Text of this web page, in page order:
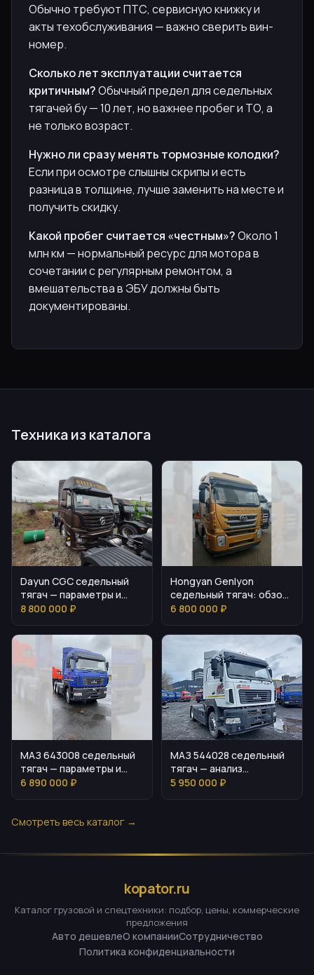
Обычно требуют ПТС, сервисную книжку и
акты техобслуживания — важно сверить вин-
номер.
Сколько лет эксплуатации считается
критичным?Обычный предел для седельных
тягачей бу — 10 лет, но важнее пробег и ТО, а
не только возраст.
Нужно ли сразу менять тормозные колодки?
Если при осмотре слышны скрипы и есть
разница в толщине, лучше заменить на месте и
получить скидку.
Какой пробег считается «честным»?Около 1
млн км — нормальный ресурс для мотора в
сочетании с регулярным ремонтом, а
вмешательства в ЭБУ должны быть
документированы.
Техника из каталога
Dayun CGC седельный
тягач — параметры и
комплектация
8 800 000 ₽
Hongyan Genlyon
седельный тягач: обзор
и параметры
6 800 000 ₽
МАЗ 643008 седельный
тягач — параметры и
оснащение
6 890 000 ₽
МАЗ 544028 седельный
тягач — анализ
параметров и
5 950 000 ₽
Смотреть весь каталог →
kopator.ru
Каталог грузовой и спецтехники: подбор, цены, коммерческие
предложения
Авто дешевлеО компанииСотрудничество
Политика конфиденциальности